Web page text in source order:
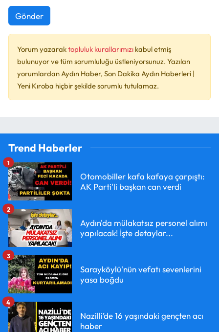
Gönder
Yorum yazaraktopluluk kurallarımızı kabul etmiş
bulunuyor ve tüm sorumluluğu üstleniyorsunuz. Yazılan
yorumlardan Aydın Haber, Son Dakika Aydın Haberleri |
Yeni Kıroba hiçbir şekilde sorumlu tutulamaz.
Trend Haberler
Otomobiller kafa kafaya çarpıştı:
AK Parti'li başkan can verdi
1
Aydın'da mülakatsız personel alımı
yapılacak! İşte detaylar...
2
Sarayköylü'nün vefatı sevenlerini
yasa boğdu
3
Nazilli’de 16 yaşındaki gençten acı
haber
4